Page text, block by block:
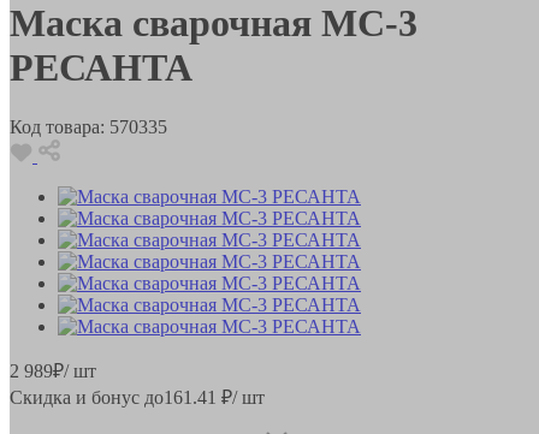
Маска сварочная МС-3
РЕСАНТА
Код товара: 570335
2 989₽/ шт
Скидка и бонус до161.41 ₽/ шт